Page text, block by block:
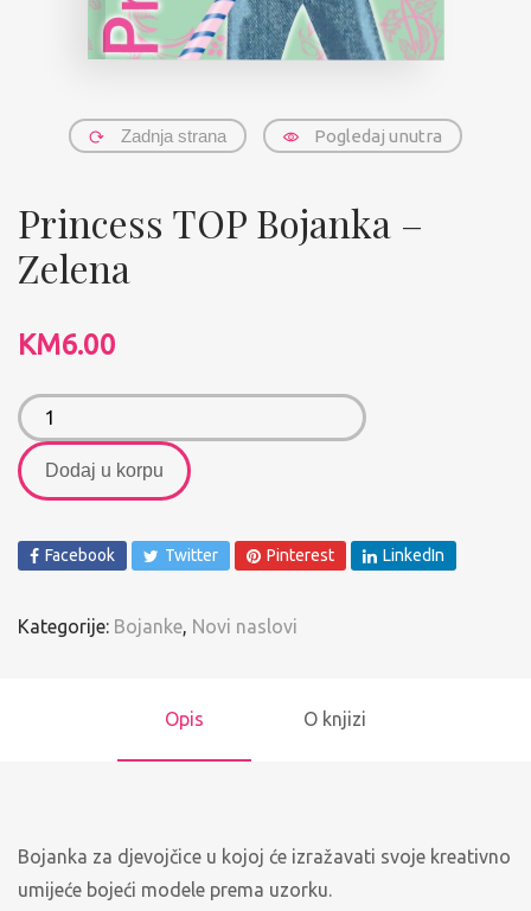
Zadnja strana Pogledaj unutra
Princess TOP Bojanka –
Zelena
KM6.00
Dodaj u korpu
Facebook Twitter Pinterest LinkedIn
Kategorije: Bojanke, Novi naslovi
Opis O knjizi
Bojanka za djevojčice u kojoj će izražavati svoje kreativno
umijeće bojeći modele prema uzorku.